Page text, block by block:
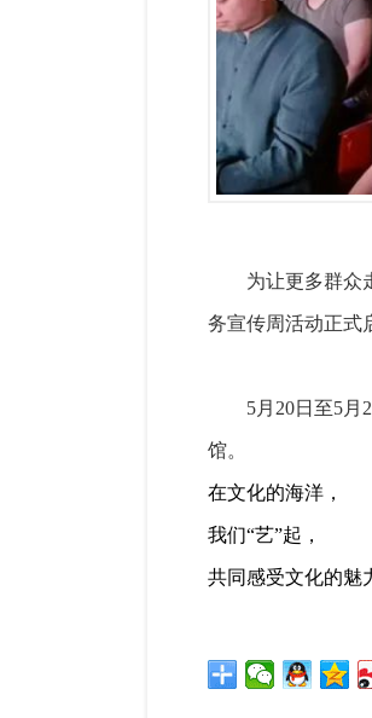
为让更多群众
务宣传周活动正式
5月20日至5
馆。
在文化的海洋，
我们“艺”起，
共同感受文化的魅